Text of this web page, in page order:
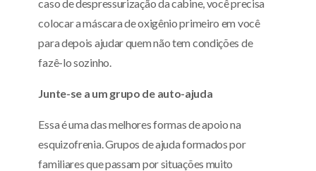
caso de despressurização da cabine, você precisa
colocar a máscara de oxigênio primeiro em você
para depois ajudar quem não tem condições de
fazê-lo sozinho.
Junte-se a um grupo de auto-ajuda
Essa é uma das melhores formas de apoio na
esquizofrenia. Grupos de ajuda formados por
familiares que passam por situações muito